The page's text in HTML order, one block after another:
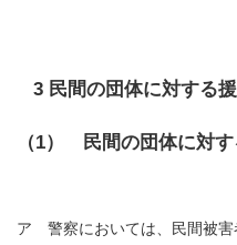
3 民間の団体に対する
（1） 民間の団体に対
ア 警察においては、民間被害